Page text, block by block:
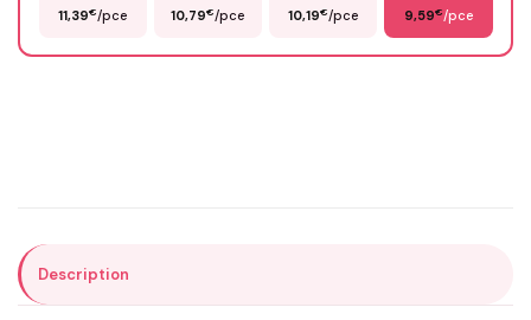
ENVOYER MA DEMANDE ✨
11,39€/pce 10,79€/pce 10,19€/pce 9,59€/pce
Description